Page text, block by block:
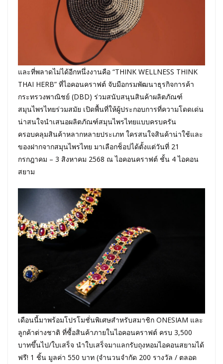
และที่พลาดไม่ได้อีกหนึ่งงานคือ “THINK WELLNESS THINK
THAI HERB” ที่ไอคอนคราฟต์ จับมือกรมพัฒนาธุรกิจการค้า
กระทรวงพาณิชย์ (DBD) ร่วมสนับสนุนสินค้าผลิตภัณฑ์
สมุนไพรไทยร่วมสมัย เปิดพื้นที่ให้ผู้ประกอบการที่ความโดดเด่น
น่าสนใจนำเสนอผลิตภัณฑ์สมุนไพรไทยแบบครบครัน
ครอบคลุมสินค้าหลากหลายประเภท ใครสนใจสินค้าน่าใช้และ
ของฝากจากสมุนไพรไทย มาเลือกช็อปได้ตั้งแต่วันที่ 21
กรกฎาคม – 3 สิงหาคม 2568 ณ ไอคอนคราฟต์ ชั้น 4 ไอคอน
สยาม
เดือนนี้มาพร้อมโปรโมชั่นพิเศษสำหรับสมาชิก ONESIAM และ
ลูกค้าต่างชาติ ที่ซื้อสินค้าภายในไอคอนคราฟต์ ครบ 3,500
บาทขึ้นไป/ใบเสร็จ นำใบเสร็จมาแลกรับถุงหอมไอคอนสยามได้
ฟรี! 1 ชิ้น มูลค่า 550 บาท (จำนวนจำกัด 200 รางวัล / ตลอด